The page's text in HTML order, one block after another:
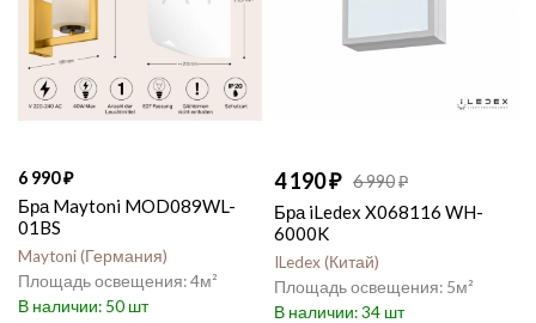
6 990
Бра Maytoni MOD089WL-
01BS
Maytoni Германия
4
50
4 190 6 990
Бра iLedex X068116 WH-
6000K
ILedex Китай
5
34